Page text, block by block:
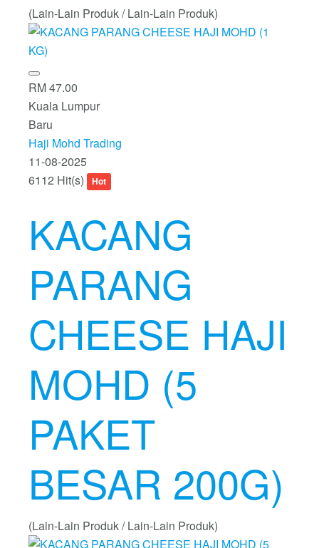
(Lain-Lain Produk / Lain-Lain Produk)
RM 47.00
Kuala Lumpur
Baru
Haji Mohd Trading
11-08-2025
6112 Hit(s)
Hot
KACANG
PARANG
CHEESE HAJI
MOHD (5
PAKET
BESAR 200G)
(Lain-Lain Produk / Lain-Lain Produk)